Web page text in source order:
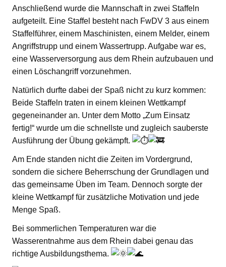
Anschließend wurde die Mannschaft in zwei Staffeln
aufgeteilt. Eine Staffel besteht nach FwDV 3 aus einem
Staffelführer, einem Maschinisten, einem Melder, einem
Angriffstrupp und einem Wassertrupp. Aufgabe war es,
eine Wasserversorgung aus dem Rhein aufzubauen und
einen Löschangriff vorzunehmen.
Natürlich durfte dabei der Spaß nicht zu kurz kommen:
Beide Staffeln traten in einem kleinen Wettkampf
gegeneinander an. Unter dem Motto „Zum Einsatz
fertig!“ wurde um die schnellste und zugleich sauberste
Ausführung der Übung gekämpft.
Am Ende standen nicht die Zeiten im Vordergrund,
sondern die sichere Beherrschung der Grundlagen und
das gemeinsame Üben im Team. Dennoch sorgte der
kleine Wettkampf für zusätzliche Motivation und jede
Menge Spaß.
Bei sommerlichen Temperaturen war die
Wasserentnahme aus dem Rhein dabei genau das
richtige Ausbildungsthema.